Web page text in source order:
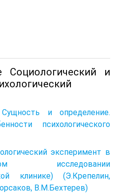
и
и определение.
психологического
эксперимент в
исследовании
клинике) (Э.Крепелин,
В.М.Бехтерев)